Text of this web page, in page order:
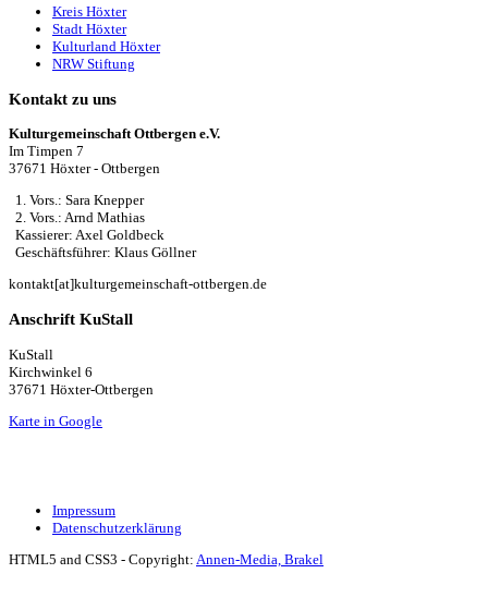
Kreis Höxter
Stadt Höxter
Kulturland Höxter
NRW Stiftung
Kontakt zu uns
Kulturgemeinschaft Ottbergen e.V.
Im Timpen 7
37671 Höxter - Ottbergen
1. Vors.: Sara Knepper
2. Vors.: Arnd Mathias
Kassierer: Axel Goldbeck
Geschäftsführer: Klaus Göllner
kontakt[at]kulturgemeinschaft-ottbergen.de
Anschrift KuStall
KuStall
Kirchwinkel 6
37671 Höxter-Ottbergen
Karte in Google
Impressum
Datenschutzerklärung
HTML5 and CSS3 - Copyright: Annen-Media, Brakel